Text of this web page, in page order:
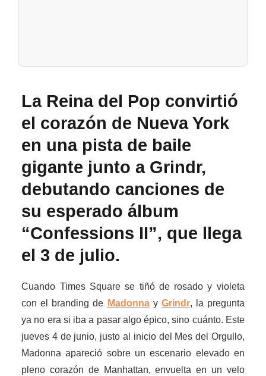
La Reina del Pop convirtió
el corazón de Nueva York
en una pista de baile
gigante junto a Grindr,
debutando canciones de
su esperado álbum
“Confessions II”, que llega
el 3 de julio.
Cuando Times Square se tiñó de rosado y violeta
con el branding de Madonnay Grindr, la pregunta
ya no era si iba a pasar algo épico, sino cuánto. Este
jueves 4 de junio, justo al inicio del Mes del Orgullo,
Madonna apareció sobre un escenario elevado en
pleno corazón de Manhattan, envuelta en un velo